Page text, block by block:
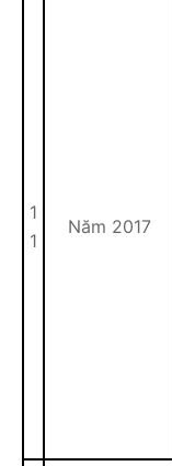
1
1
Năm 2017